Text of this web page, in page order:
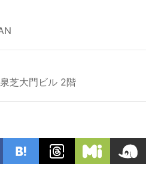
芝大門ビル 2階